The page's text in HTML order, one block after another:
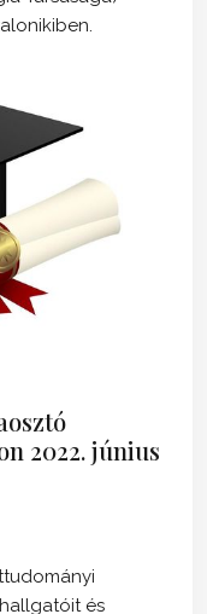
2022. június
és